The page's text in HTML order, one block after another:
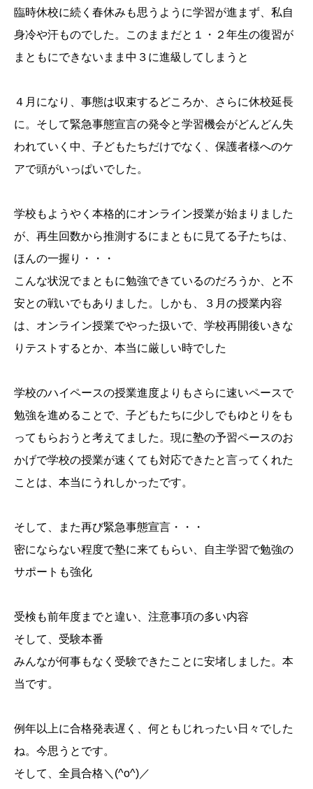
臨時休校に続く春休みも思うように学習が進まず、私自
身冷や汗ものでした。このままだと１・２年生の復習が
まともにできないまま中３に進級してしまうと
４月になり、事態は収束するどころか、さらに休校延長
に。そして緊急事態宣言の発令と学習機会がどんどん失
われていく中、子どもたちだけでなく、保護者様へのケ
アで頭がいっぱいでした。
学校もようやく本格的にオンライン授業が始まりました
が、再生回数から推測するにまともに見てる子たちは、
ほんの一握り・・・
こんな状況でまともに勉強できているのだろうか、と不
安との戦いでもありました。しかも、３月の授業内容
は、オンライン授業でやった扱いで、学校再開後いきな
りテストするとか、本当に厳しい時でした
学校のハイペースの授業進度よりもさらに速いペースで
勉強を進めることで、子どもたちに少しでもゆとりをも
ってもらおうと考えてました。現に塾の予習ペースのお
かげで学校の授業が速くても対応できたと言ってくれた
ことは、本当にうれしかったです。
そして、また再び緊急事態宣言・・・
密にならない程度で塾に来てもらい、自主学習で勉強の
サポートも強化
受検も前年度までと違い、注意事項の多い内容
そして、受験本番
みんなが何事もなく受験できたことに安堵しました。本
当です。
例年以上に合格発表遅く、何ともじれったい日々でした
ね。今思うとです。
そして、全員合格＼(^o^)／